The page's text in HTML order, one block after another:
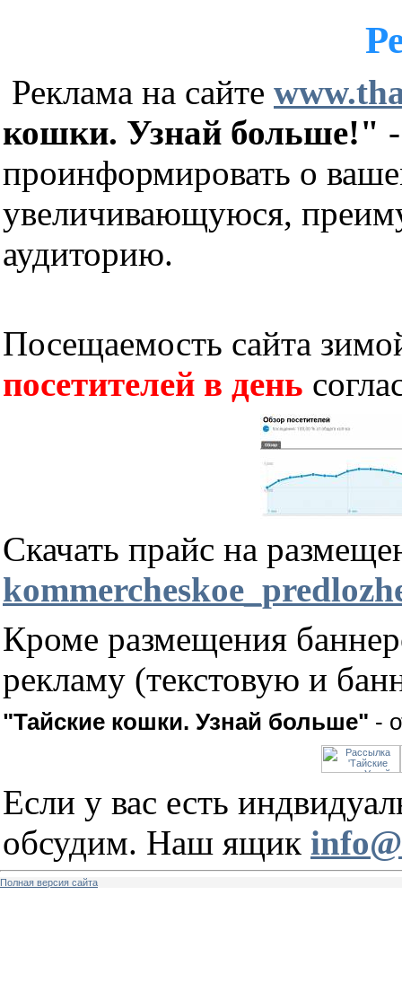
Реклама на сайте
кошки. Узнай больше!"
проинформировать о
увеличивающуюся,
аудиторию.
Посещаемость сайта
посетителей в день
Скачать прайс на
Кроме размещения
рекламу (текстовую и
"Тайские кошки. Узнай больше" -
Если у вас есть
обсудим. Наш ящик
Полная версия сайта